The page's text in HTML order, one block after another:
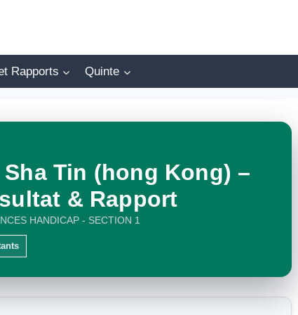
Rapports Quinte
Tin (hong Kong) –
& Rapport
HANDICAP - SECTION 1